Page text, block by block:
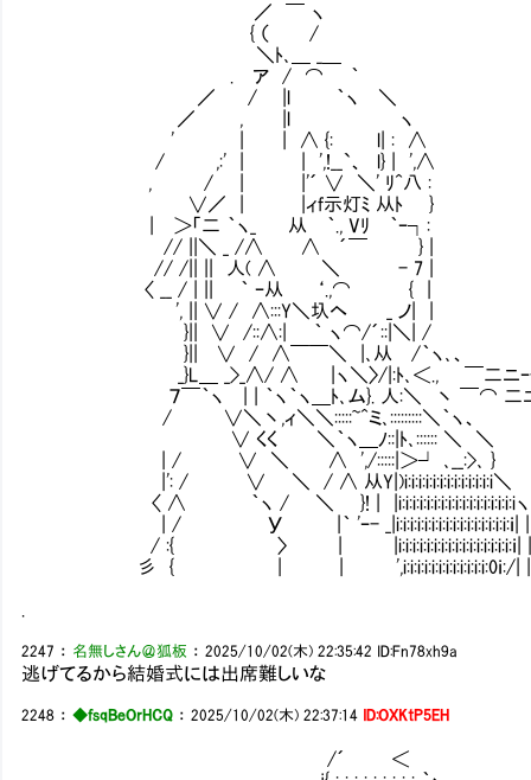
／ ￣ ヽ
{ （ /
＼ﾄ､＿ _＿
. ア / ⌒ ｀
／ / |l ｀ヽ ＼
／ , |l ヽ
' | | ∧ {: l| : ∧
/ ,:' | | ',!__`、 l} | ',∧ 私達も出発
, / | |'´ ∨ ＼' ﾘ^八 :
∨／ | |ィf示灯ﾐ 从ﾄ } 話は終わりよ
| ＞「二 ｀ヽ_ 从 ｀., Vﾘ ｀ｰ┐:
// ||＼ _ /∧ ∧ ´￣ } |
// /|| || 人( ∧ ＼ - 7 |
〈 __ / | || ｀ ｰ从 ‘.,⌒ { |
', || ∨ / ∧:::Y＼圦ヘ _ ノ| |
}|| ∨ /::∧:| ｀ ヽ⌒/´::|＼| /
}|| ∨ / ∧￣￣＼ |､从 /｀ヽ､
_}L＿ _>_∧/ ∧ |ヽ＼〉/|:ﾄ､＜., ￣二ニｰ- .....
７￣｀ヽ | | ｀ヽ｀ヽ＿ﾄ､ム}. 人:＼ 丶 ￣⌒ 二ﾆ
/ ∨＼丶,ィ＼＼:::::~^ミ､:::::::::＼｀
∨ くく ＼｀ヽ＿ﾉ::|ﾄ､:::::: ＼
| / ∨ ＼ ∧ ',/:::::|＞┘ ､__:>､
|': / ∨ ＼ / ∧ 从
〈 ∧ ｀ヽ / ＼ }! |
| / У |｀ 'ｰ-
/ :{ 〉 | |i:i:i:i:i:i:i:i:i:i:i:i:i:i:i:i:ｉ| |
彡 { | | ',i:i:i:i:i:i:i:i:i:i:i:i:0
2247 ： 名無しさん＠狐板 ：2025/10/02(木) 22:35:42 ID:Fn78xh9a
逃げてるから結婚式には出席難しいな
2248 ：◆fsqBeOrHCQ ：2025/10/02(木) 22:37:14 ID:OXKtP5EH
/´ ＜